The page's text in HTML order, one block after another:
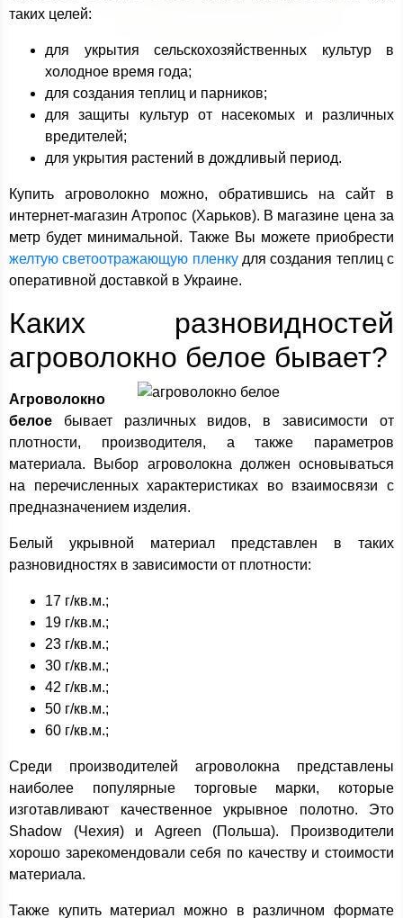
таких целей:
для укрытия сельскохозяйственных культур в
холодное время года;
для создания теплиц и парников;
для защиты культур от насекомых и различных
вредителей;
для укрытия растений в дождливый период.
Купить агроволокно можно, обратившись на сайт в
интернет-магазин Атропос (Харьков). В магазине цена за
метр будет минимальной. Также Вы можете приобрести
желтую светоотражающую пленкудля создания теплиц с
оперативной доставкой в Украине.
Каких разновидностей
агроволокно белое бывает?
Агроволокно
белое бывает различных видов, в зависимости от
плотности, производителя, а также параметров
материала. Выбор агроволокна должен основываться
на перечисленных характеристиках во взаимосвязи с
предназначением изделия.
Белый укрывной материал представлен в таких
разновидностях в зависимости от плотности:
17 г/кв.м.;
19 г/кв.м.;
23 г/кв.м.;
30 г/кв.м.;
42 г/кв.м.;
50 г/кв.м.;
60 г/кв.м.;
Среди производителей агроволокна представлены
наиболее популярные торговые марки, которые
изготавливают качественное укрывное полотно. Это
Shadow (Чехия) и Agreen (Польша). Производители
хорошо зарекомендовали себя по качеству и стоимости
материала.
Также купить материал можно в различном формате